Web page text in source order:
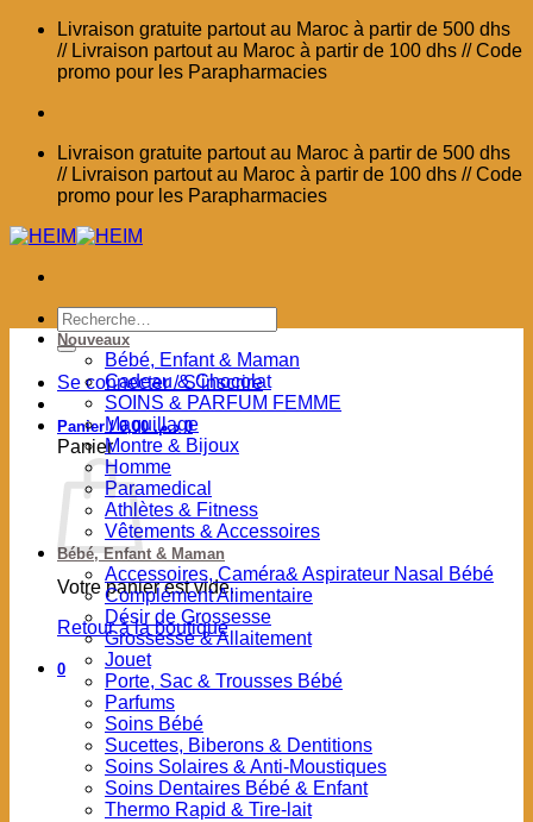
Passer
contenu
Livraison gratuite partout au Maroc à partir de 500 dhs
// Livraison partout au Maroc à partir de 100 dhs // Code
promo pour les Parapharmacies
Livraison gratuite partout au Maroc à partir de 500 dhs
// Livraison partout au Maroc à partir de 100 dhs // Code
promo pour les Parapharmacies
Recherche
pour :
Se connecter / S’inscrire
Panier / د.م.0,00 0
Panier
Votre panier est vide.
Retour à la boutique
0
Nouveaux
Bébé, Enfant & Maman
Cadeau & Chocolat
SOINS & PARFUM FEMME
Maquillage
Montre & Bijoux
Homme
Paramedical
Athlètes & Fitness
Vêtements & Accessoires
Bébé, Enfant & Maman
Accessoires, Caméra& Aspirateur Nasal Bébé
Complément Alimentaire
Désir de Grossesse
Grossesse & Allaitement
Jouet
Porte, Sac & Trousses Bébé
Parfums
Soins Bébé
Sucettes, Biberons & Dentitions
Soins Solaires & Anti-Moustiques
Soins Dentaires Bébé & Enfant
Thermo Rapid & Tire-lait